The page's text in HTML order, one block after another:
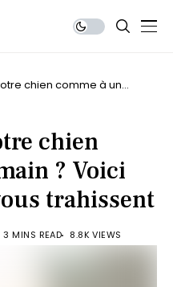
chien comme à un
chien
? Voici
trahissent
3 MINS READ 8.8K VIEWS